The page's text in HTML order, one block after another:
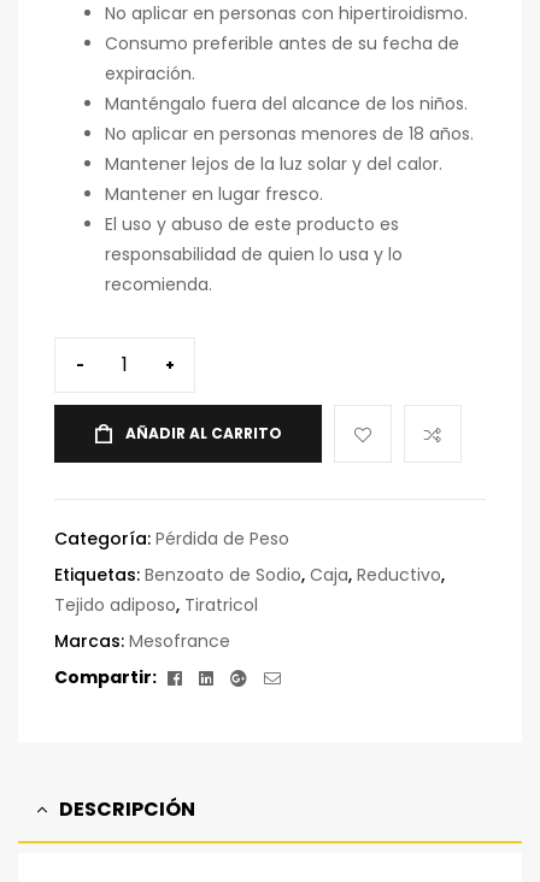
No aplicar en personas con hipertiroidismo.
Consumo preferible antes de su fecha de
expiración.
Manténgalo fuera del alcance de los niños.
No aplicar en personas menores de 18 años.
Mantener lejos de la luz solar y del calor.
Mantener en lugar fresco.
El uso y abuso de este producto es
responsabilidad de quien lo usa y lo
recomienda.
- +
AÑADIR AL CARRITO
Categoría: Pérdida de Peso
Etiquetas: Benzoato de Sodio, Caja, Reductivo,
Tejido adiposo, Tiratricol
Marcas: Mesofrance
Compartir:
Facebook
LinkedinGoogle+
Correo
DESCRIPCIÓN